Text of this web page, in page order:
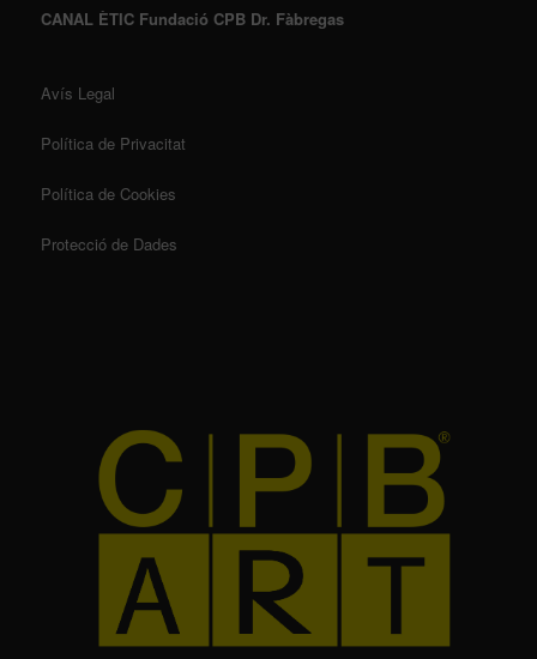
CANAL ÈTIC Fundació CPB Dr. Fàbregas
Avís Legal
Política de Privacitat
Política de Cookies
Protecció de Dades